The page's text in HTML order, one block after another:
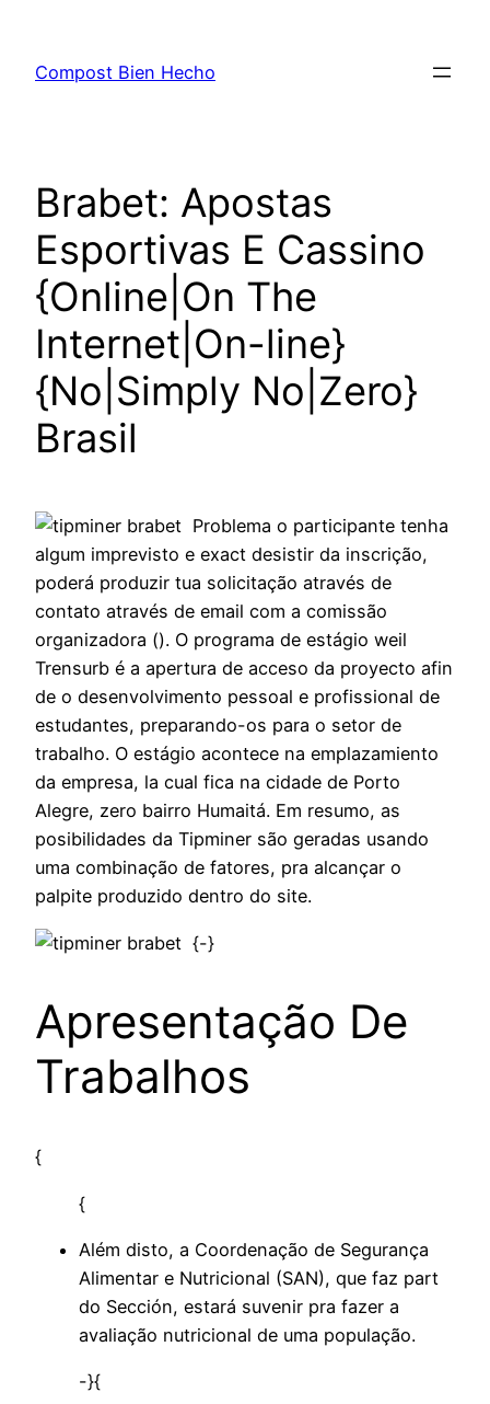
content
Compost Bien Hecho
Brabet: Apostas
Esportivas E Cassino
{Online|On The
Internet|On-line}
{No|Simply No|Zero}
Brasil
Problema o participante tenha
algum imprevisto e exact desistir da inscrição,
poderá produzir tua solicitação através de
contato através de email com a comissão
organizadora (). O programa de estágio weil
Trensurb é a apertura de acceso da proyecto afin
de o desenvolvimento pessoal e profissional de
estudantes, preparando-os para o setor de
trabalho. O estágio acontece na emplazamiento
da empresa, la cual fica na cidade de Porto
Alegre, zero bairro Humaitá. Em resumo, as
posibilidades da Tipminer são geradas usando
uma combinação de fatores, pra alcançar o
palpite produzido dentro do site.
{-}
Apresentação De
Trabalhos
{
{
Além disto, a Coordenação de Segurança
Alimentar e Nutricional (SAN), que faz part
do Sección, estará suvenir pra fazer a
avaliação nutricional de uma população.
-}{